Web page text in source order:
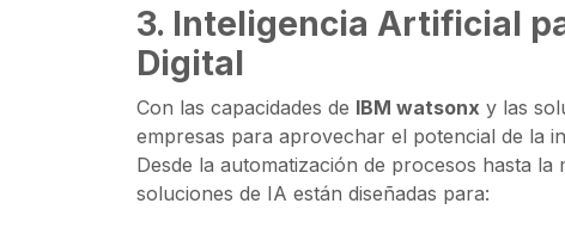
3. Inteligencia Artificial
Digital
Con las capacidades de IBM watsonx y las
empresas para aprovechar el potencial de la
Desde la automatización de procesos hasta
soluciones de IA están diseñadas para: